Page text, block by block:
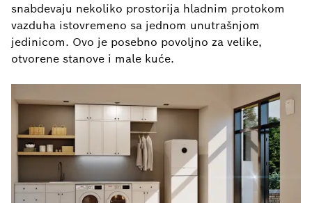
snabdevaju nekoliko prostorija hladnim protokom
vazduha istovremeno sa jednom unutrašnjom
jedinicom. Ovo je posebno povoljno za velike,
otvorene stanove i male kuće.